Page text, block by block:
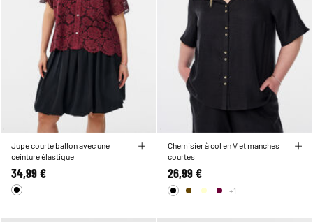
Jupe courte ballon avec une
ceinture élastique
34,99 €
Chemisier à col en V et manches
courtes
26,99 €
+1